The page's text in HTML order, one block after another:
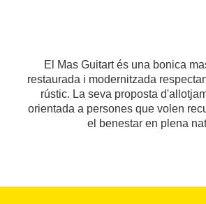
El Mas Guitart és una bonica
restaurada i modernitzada
rústic. La seva proposta
orientada a persones que volen
el benestar en plena